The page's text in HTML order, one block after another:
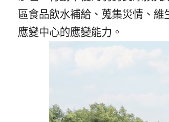
區食品飲水補給、蒐集災情、
應變中心的應變能力。